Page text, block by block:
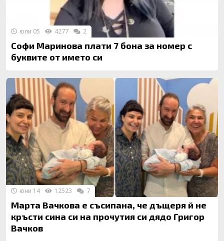
Софи Маринова плати 7 бона за номер с
буквите от името си
юли 05 4277 2
Марта Вачкова е съсипана, че дъщеря й не
кръсти сина си на прочутия си дядо Григор
Вачков
юни 14 12523 7